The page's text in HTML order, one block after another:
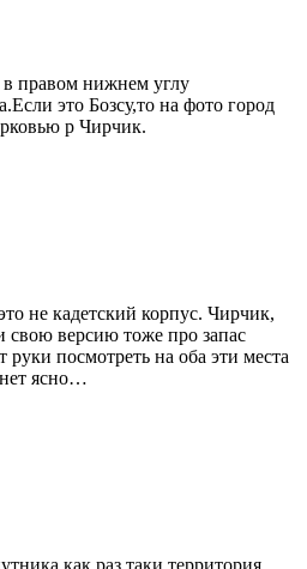
правом нижнем углу
это Бозсу,то на фото город
р Чирчик.
не кадетский корпус. Чирчик,
свою версию тоже про запас
руки посмотреть на оба эти места
ясно…
как раз таки территория